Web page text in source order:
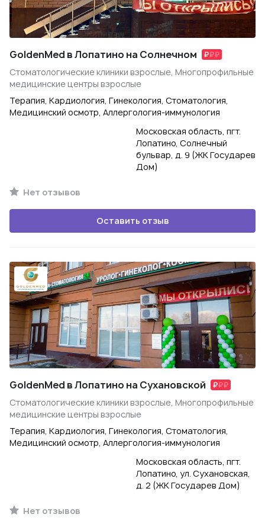
GoldenMed в Лопатино на Солнечном
Стоматологические клиники взрослые, Многопрофильные
медицинские центры взрослые
Терапия, Кардиология, Гинекология, Стоматология,
Медицинский осмотр, Аллергология-иммунология
Московская область, пгт.
Лопатино, Солнечный
бульвар, д. 9 (ЖК Государев
Дом)
Нет отзывов
Оставить отзыв
GoldenMed в Лопатино на Сухановской
Стоматологические клиники взрослые, Многопрофильные
медицинские центры взрослые
Терапия, Кардиология, Гинекология, Стоматология,
Медицинский осмотр, Аллергология-иммунология
Московская область, пгт.
Лопатино, ул. Сухановская,
д. 2 (ЖК Государев Дом)
Нет отзывов